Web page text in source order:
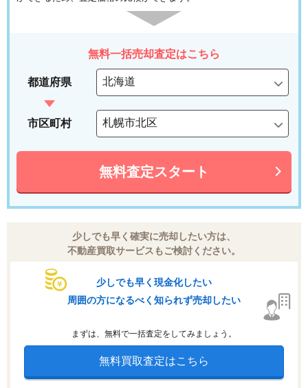
無料一括売却査定はこちら
都道府県
市区町村
無料査定スタート
少しでも早く確実に売却したい方は、
不動産買取サービスもご検討ください。
少しでも早く現金化したい
周囲の方になるべく知られず売却したい
まずは、無料で一括査定をしてみましょう。
無料買取査定はこちら